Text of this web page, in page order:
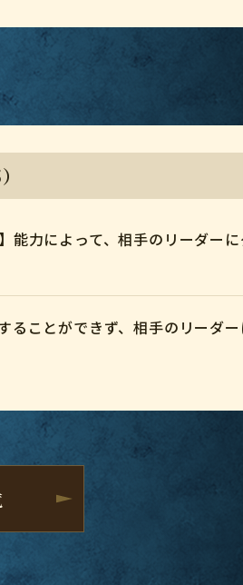
力によって、相手のリーダー
ことができず、相手のリーダ